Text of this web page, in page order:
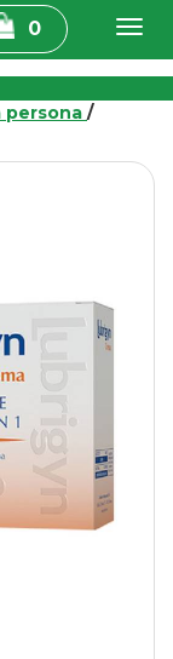
0prodotti
inseriti
persona /